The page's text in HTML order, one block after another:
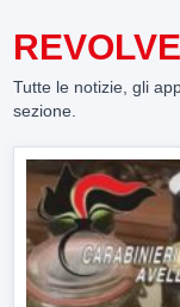
Tutte le notizie, gli
sezione.